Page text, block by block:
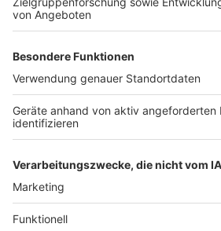
Jogi Löw ist der schönste
und aller Zeiten, die da noch
dreimal hin und zurück. Quasi im
Selbstverständlich immer dabei:
er in lieb gewonnener Manier per
seinen Erlebnissen berichtet. Eben
Anzeige